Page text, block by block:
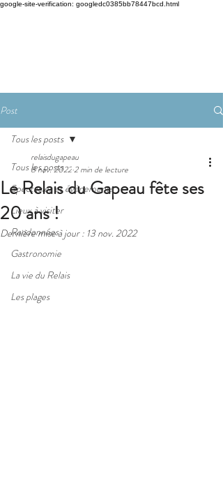
google-site-verification: googledc0385bb78447bcd.html
Post
Tous les posts
Spectacles et évènements
Lieux à visiter
Randonnées
Gastronomie
La vie du Relais
Les plages
Tous les posts
Le Relais du Gapeau fête ses
20 ans !
relaisdugapeau
8 nov. 20222 min de lecture
Dernière mise à jour : 13 nov. 2022